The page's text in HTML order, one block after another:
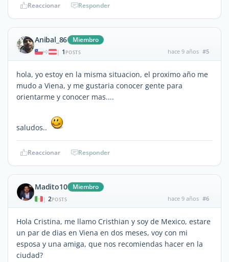
Reaccionar Responder
Anibal_86 Miembro
| 1 POSTS hace 9 años #5
hola, yo estoy en la misma situacion, el proximo año me
mudo a Viena, y me gustaria conocer gente para
orientarme y conocer mas....
saludos..
Reaccionar Responder
Madito10 Miembro
| 2POSTS hace 9 años #6
Hola Cristina, me llamo Cristhian y soy de Mexico, estare
un par de dias en Viena en dos meses, voy con mi
esposa y una amiga, que nos recomiendas hacer en la
ciudad?